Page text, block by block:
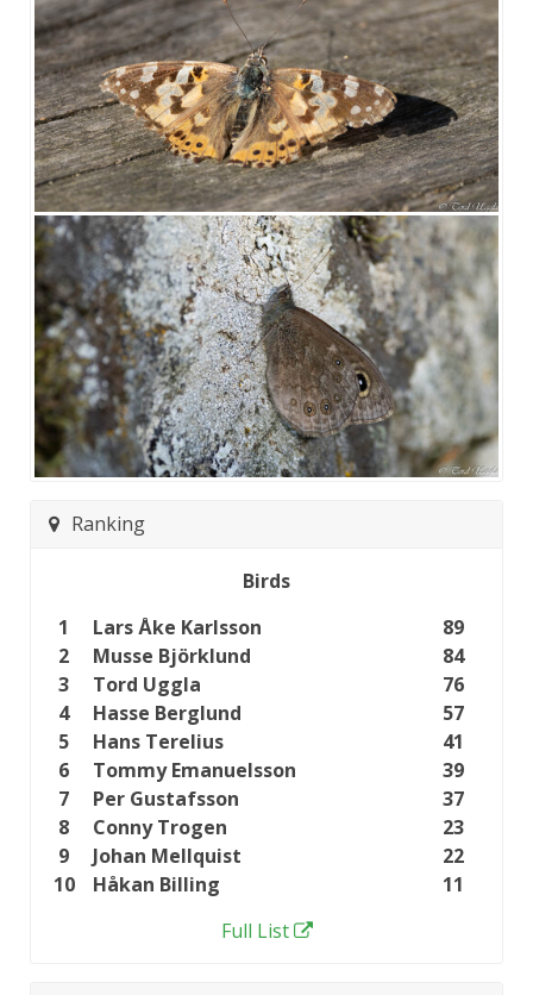
Ranking
Birds
1
Lars Åke Karlsson
89
2
Musse Björklund
84
3
Tord Uggla
76
4
Hasse Berglund
57
5
Hans Terelius
41
6
Tommy Emanuelsson
39
7
Per Gustafsson
37
8
Conny Trogen
23
9
Johan Mellquist
22
10
Håkan Billing
11
Full List